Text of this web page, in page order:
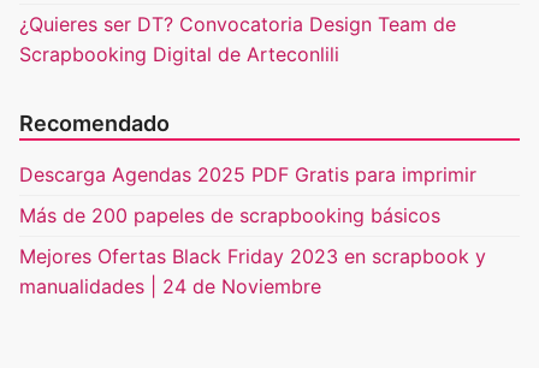
¿Quieres ser DT? Convocatoria Design Team de
Scrapbooking Digital de Arteconlili
Recomendado
Descarga Agendas 2025 PDF Gratis para imprimir
Más de 200 papeles de scrapbooking básicos
Mejores Ofertas Black Friday 2023 en scrapbook y
manualidades | 24 de Noviembre